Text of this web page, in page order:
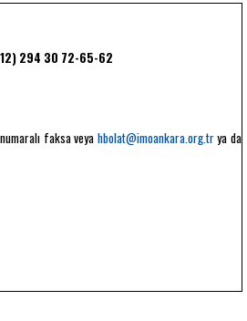
294 30 72-65-62
faksa veya hbolat@imoankara.org.trya da